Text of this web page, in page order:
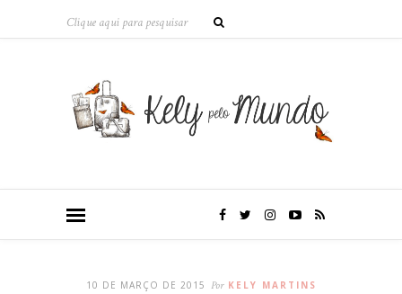
10 DE MARÇO DE 2015 Por KELY MARTINS